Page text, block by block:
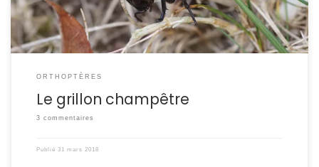
ORTHOPTÈRES
Le grillon champêtre
3 commentaires
Publié 31 mars 2018